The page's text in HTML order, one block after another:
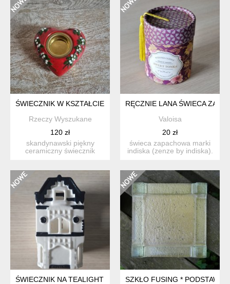
ŚWIECZNIK W KSZTAŁCIE SERCA
Rzeczy Wyszukane
120 zł
skandynawski piękny
ceramiczny świecznik
RĘCZNIE LANA ŚWIECA
Valoisa
20 zł
świeca zapachowa marki
indiska (zenze by indiska).
ŚWIECZNIK NA TEALIGHT DOMEK KAMIENICA RITUALS
SZKŁO FUSING * PODSTAWA